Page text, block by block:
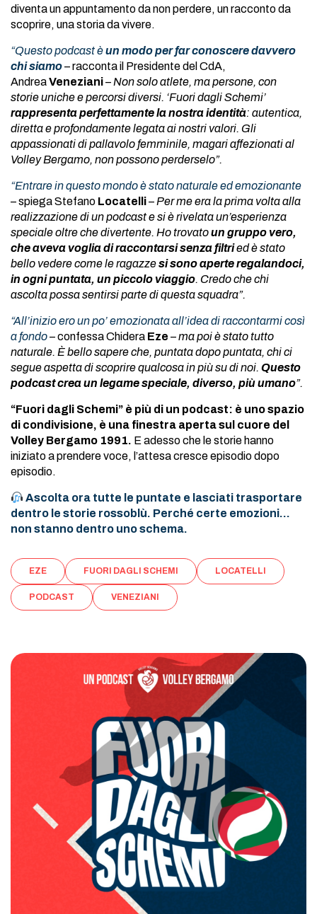
diventa un appuntamento da non perdere, un racconto da
scoprire, una storia da vivere.
“Questo podcast èun modo per far conoscere davvero
chi siamo– racconta il Presidente del CdA,
AndreaVeneziani– Non solo atlete, ma persone, con
storie uniche e percorsi diversi. ‘Fuori dagli Schemi’
rappresenta perfettamente la nostra identità: autentica,
diretta e profondamente legata ai nostri valori. Gli
appassionati di pallavolo femminile, magari affezionati al
Volley Bergamo, non possono perderselo”.
“Entrare in questo mondo è stato naturale ed emozionante
– spiega Stefano Locatelli– Per me era la prima volta alla
realizzazione di un podcast e si è rivelata un’esperienza
speciale oltre che divertente. Ho trovatoun gruppo vero,
che aveva voglia di raccontarsi senza filtried è stato
bello vedere come le ragazzesi sono aperte regalandoci,
in ogni puntata, un piccolo viaggio. Credo che chi
ascolta possa sentirsi parte di questa squadra”.
“All’inizio ero un po’ emozionata all’idea di raccontarmi così
a fondo– confessa Chidera Eze –ma poi è stato tutto
naturale. È bello sapere che, puntata dopo puntata, chi ci
segue aspetta di scoprire qualcosa in più su di noi. Questo
podcast crea un legame speciale, diverso, più umano”.
“Fuori dagli Schemi” è più di un podcast: è uno spazio
di condivisione, è una finestra aperta sul cuore del
Volley Bergamo 1991. E adesso che le storie hanno
iniziato a prendere voce, l’attesa cresce episodio dopo
episodio.
Ascolta ora tutte le puntate e lasciati trasportare
dentro le storie rossoblù. Perché certe emozioni…
non stanno dentro uno schema.
EZE FUORI DAGLI SCHEMI LOCATELLI
PODCAST VENEZIANI